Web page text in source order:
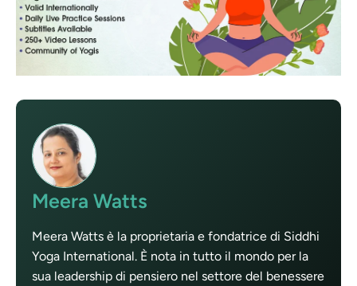
Meera Watts
Meera Watts è la proprietaria e fondatrice di Siddhi
Yoga International. È nota in tutto il mondo per la
sua leadership di pensiero nel settore del benessere